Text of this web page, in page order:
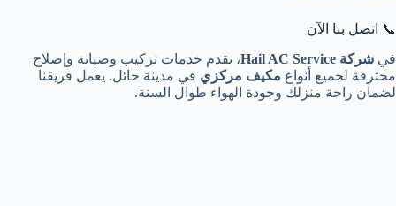
📞 اتصل بنا الآن
في شركة Hail AC Service
، نقدم خدمات تركيب وصيانة وإصلاح
محترفة لجميع أنواع مكيف مركزي في مدينة حائل. يعمل فريقنا
لضمان راحة منزلك وجودة الهواء طوال السنة.